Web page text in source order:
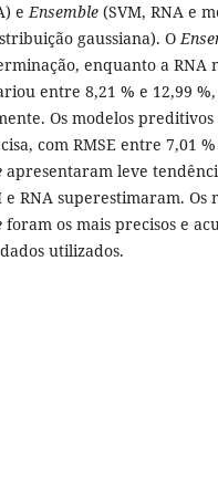
eEnsemble (SVM, RNA e
gaussiana). O
enquanto a RNA
entre 8,21 % e 12,99
Os modelos
com RMSE entre 7,01 %
apresentaram leve
RNA superestimaram. Os
foram os mais precisos e
utilizados.